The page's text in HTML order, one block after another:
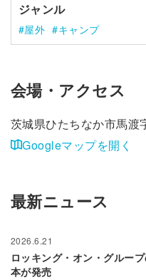
ジャンル
屋外 キャンプ
会場・アクセス
茨城県ひたちなか市馬渡
Googleマップを開く
最新ニュース
2026.6.21
ロッキング・オン・グルー
本が発売